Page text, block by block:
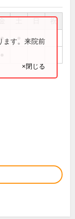
祝
●ます。来院前
×閉じる